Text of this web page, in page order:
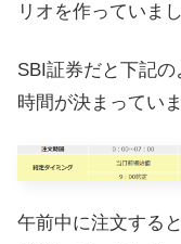
リオを作っていまし
SBI証券だと下記
時間が決まっていま
午前中に注文する